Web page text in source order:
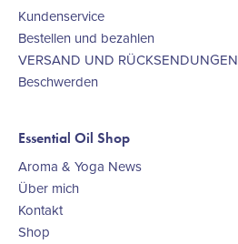
Kundenservice
Bestellen und bezahlen
VERSAND UND RÜCKSENDUNGEN
Beschwerden
Essential Oil Shop
Aroma & Yoga News
Über mich
Kontakt
Shop